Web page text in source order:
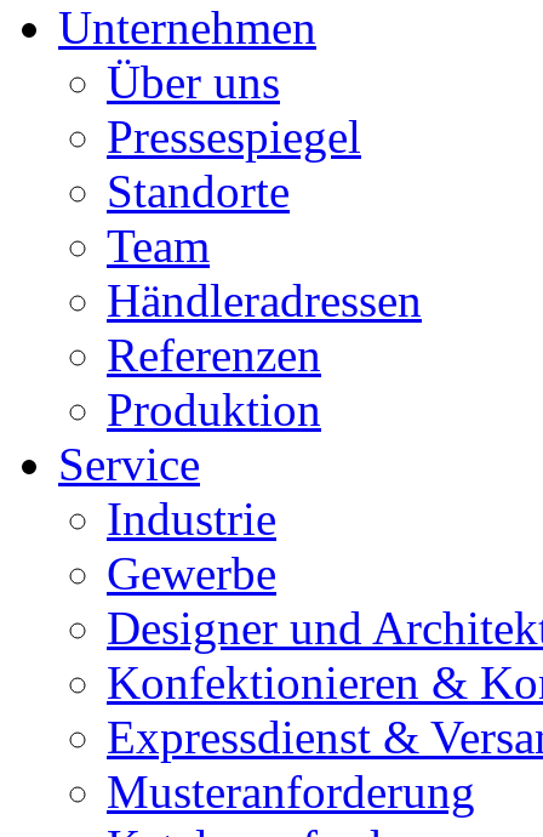
Unternehmen
Über uns
Pressespiegel
Standorte
Team
Händleradressen
Referenzen
Produktion
Service
Industrie
Gewerbe
Designer und
Konfektionieren &
Expressdienst &
Musteranforderung